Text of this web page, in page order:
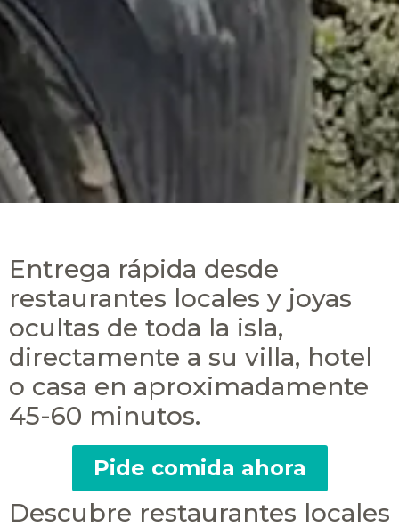
Entrega rápida desde
restaurantes locales y joyas
ocultas de toda la isla,
directamente a su villa, hotel
o casa en aproximadamente
45-60 minutos.
Pide comida ahora
Descubre restaurantes locales